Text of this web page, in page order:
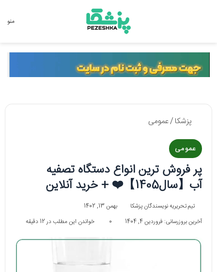
منو
پزشکا/عمومی
عمومی
پر فروش ترین انواع دستگاه تصفیه
آب【سال1405】❤️ + خرید آنلاین
تیم تحریریه نویسندگان پزشکا
بهمن 13, 1402
آخرین بروزرسانی: فروردین 4, 1404
0 خواندن این مطلب در 12 دقیقه